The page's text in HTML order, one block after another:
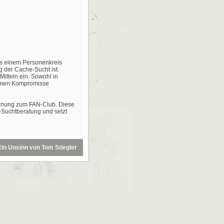
einem Personenkreis
der Cache-Sucht ist.
ein. Sowohl in
Kompromisse
zum FAN-Club. Diese
und setzt
Unsinn von Tom Stiegler